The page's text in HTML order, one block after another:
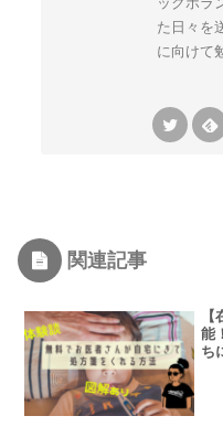
ックボラ
た日々を
に向けて
関連記事
能
ち